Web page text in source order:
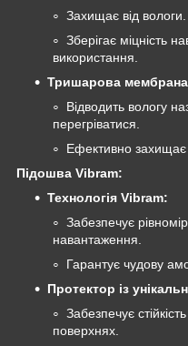
Захищає від вологи.
Зберігає міцність
використання.
Тришарова
Відводить вологу
перегріватися.
Ефективно захищає
Підошва Vibram:
Технологія Vibram:
Забезпечує
навантаження.
Гарантує чудову
Протектор із
Забезпечує
поверхнях.